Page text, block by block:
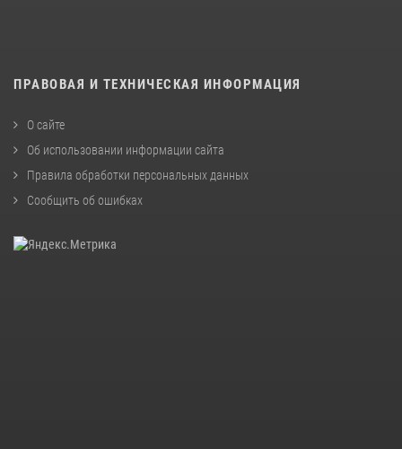
ПРАВОВАЯ И ТЕХНИЧЕСКАЯ ИНФОРМАЦИЯ
О сайте
Об использовании информации сайта
Правила обработки персональных данных
Сообщить об ошибках